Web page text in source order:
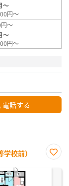
～
円～
～
～
円～
電話する
校前）
に入